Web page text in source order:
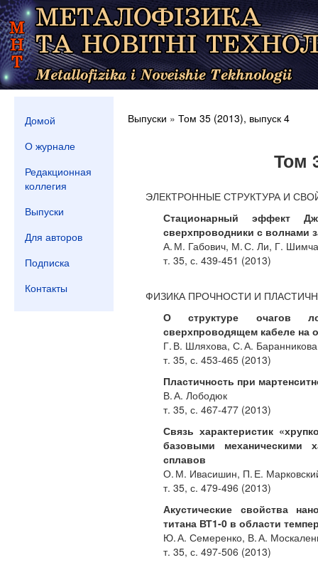
Домой
О журнале
Редакционная
коллегия
Выпуски
Для авторов
Подписка
Контакты
Выпуски » Том 35 (2013), выпуск 4
Том
ЭЛЕКТРОННЫЕ СТРУКТУРА И
Стационарный эффект
сверхпроводники с волнами
А. М. Габович, М. С. Ли, Г.
т. 35, с. 439-451 (2013)
ФИЗИКА ПРОЧНОСТИ И
О структуре очагов
сверхпроводящем кабеле на
Г. В. Шляхова, С. А.
т. 35, с. 453-465 (2013)
Пластичность при
В. А. Лободюк
т. 35, с. 467-477 (2013)
Связь характеристик
базовыми механическими
сплавов
О. М. Ивасишин, П. Е.
т. 35, с. 479-496 (2013)
Акустические свойства
титана ВТ1-0 в области
Ю. А. Семеренко, В. А.
т. 35, с. 497-506 (2013)